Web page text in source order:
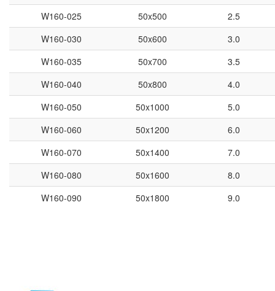
W160-025
50x500
2.5
W160-030
50x600
3.0
W160-035
50x700
3.5
W160-040
50x800
4.0
W160-050
50x1000
5.0
W160-060
50x1200
6.0
W160-070
50x1400
7.0
W160-080
50x1600
8.0
W160-090
50x1800 9.0